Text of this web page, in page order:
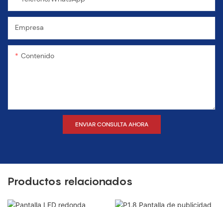
Empresa
Contenido
ENVIAR CONSULTA AHORA
Productos relacionados